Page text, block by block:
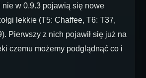
w 0.9.3 pojawią się nowe
lekkie (T5: Chaffee, T6: T37,
Pierwszy z nich pojawił się już na
czemu możemy podglądnąć co i